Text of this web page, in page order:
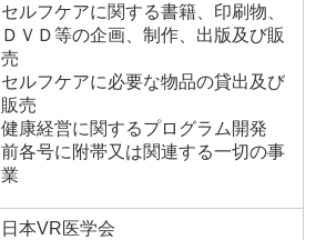
セルフケアに関する書籍、印刷物、
ＤＶＤ等の企画、制作、出版及び販
売
セルフケアに必要な物品の貸出及び
販売
健康経営に関するプログラム開発
前各号に附帯又は関連する一切の事
業
日本VR医学会